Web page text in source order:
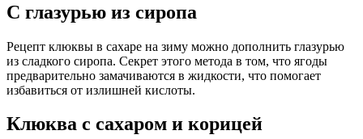
С глазурью из сиропа
Рецепт клюквы в сахаре на зиму можно дополнить глазурью
из сладкого сиропа. Секрет этого метода в том, что ягоды
предварительно замачиваются в жидкости, что помогает
избавиться от излишней кислоты.
Клюква с сахаром и корицей